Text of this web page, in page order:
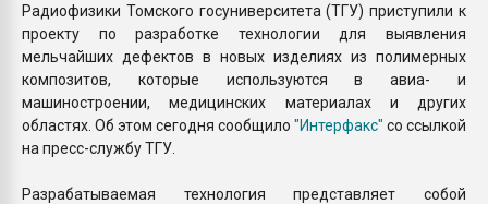
Радиофизики Томского госуниверситета (ТГУ) приступили к
проекту по разработке технологии для выявления
мельчайших дефектов в новых изделиях из полимерных
композитов, которые используются в авиа- и
машиностроении, медицинских материалах и других
областях. Об этом сегодня сообщило "Интерфакс" со ссылкой
на пресс-службу ТГУ.
Разрабатываемая технология представляет собой